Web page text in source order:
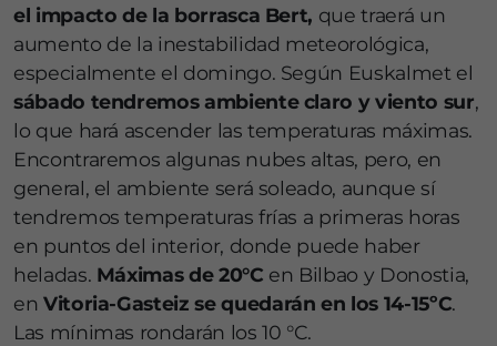
el impacto de la borrasca Bert, que traerá un
aumento de la inestabilidad meteorológica,
especialmente el domingo. Según Euskalmet el
sábado tendremos ambiente claro y viento sur,
lo que hará ascender las temperaturas máximas.
Encontraremos algunas nubes altas, pero, en
general, el ambiente será soleado, aunque sí
tendremos temperaturas frías a primeras horas
en puntos del interior, donde puede haber
heladas. Máximas de 20°C en Bilbao y Donostia,
en Vitoria-Gasteiz se quedarán en los 14-15ºC.
Las mínimas rondarán los 10 °C.